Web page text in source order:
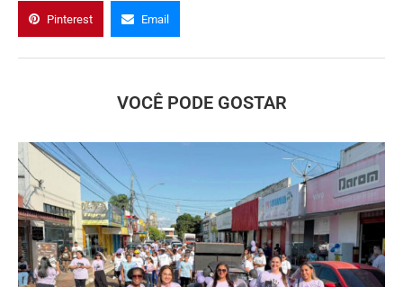
Pinterest Email
VOCÊ PODE GOSTAR